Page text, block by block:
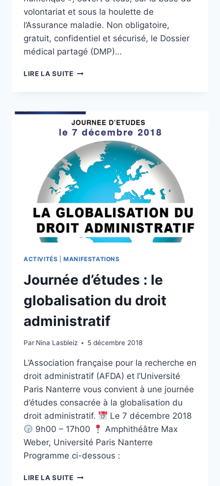
volontariat et sous la houlette de
l’Assurance maladie. Non obligatoire,
gratuit, confidentiel et sécurisé, le Dossier
médical partagé (DMP)…
LIRE LA SUITELE
NUMÉRIQUE
(DMP),
MARDI
JANVIER
2019
ACTIVITÉS |MANIFESTATIONS
Journée d’études : le
globalisation du droit
administratif
Par Nina Lasbleiz 5 décembre 2018
L’Association française pour la recherche en
droit administratif (AFDA) et l’Université
Paris Nanterre vous convient à une journée
d’études consacrée à la globalisation du
droit administratif.
Le 7 décembre 2018
9h00 – 17h00
Amphithéâtre Max
Weber, Université Paris Nanterre
Programme ci-dessous :
LIRE LA SUITEJOURNÉE